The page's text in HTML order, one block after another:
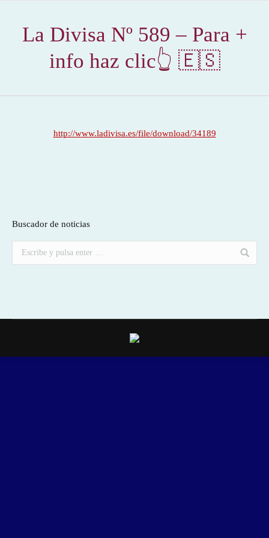
La Divisa Nº 589 – Para +
info haz clic👆 🇪🇸
http://www.ladivisa.es/file/download/34189
Buscador de noticias